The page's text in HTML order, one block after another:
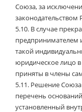
Союза, за
законодательством
5.10. В случае
предпринимателем
такой
юридическое лицо
приняты в члены
5.11. Решение
перечень
установленный